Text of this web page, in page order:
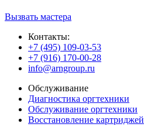
Вызвать мастера
Контакты:
+7 (495) 109-03-53
+7 (916) 170-00-28
info@arngroup.ru
Обслуживание
Диагностика оргтехники
Обслуживание оргтехники
Восстановление картриджей